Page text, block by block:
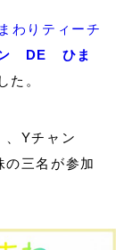
わりティーチ
ン DE ひま
た。
、Yチャン
の三名が参加